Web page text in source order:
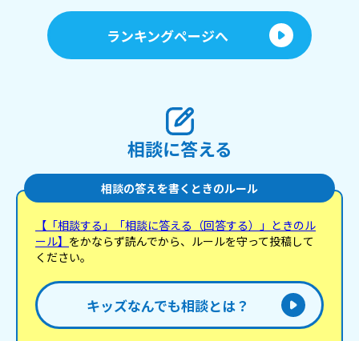
聞きたいです！
ランキングページへ
相談に答える
相談の答えを書くときのルール
【「相談する」「相談に答える（回答する）」ときのル
ール】 をかならず読んでから、ルールを守って投稿して
ください。
キッズなんでも相談とは？